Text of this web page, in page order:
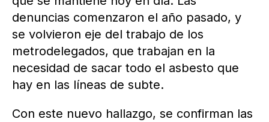
denuncias comenzaron el año pasado, y
se volvieron eje del trabajo de los
metrodelegados, que trabajan en la
necesidad de sacar todo el asbesto que
hay en las líneas de subte.
Con este nuevo hallazgo, se confirman las